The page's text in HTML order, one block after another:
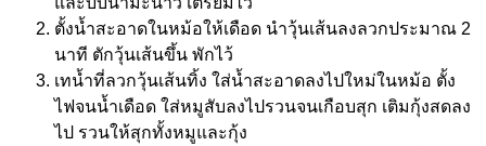
ตั้งน้ำสะอาดในหม้อให้เดือด นำวุ้นเส้นลงลวกประมาณ 2
นาที ตักวุ้นเส้นขึ้น พักไว้
เทน้ำที่ลวกวุ้นเส้นทิ้ง ใส่น้ำสะอาดลงไปใหม่ในหม้อ ตั้ง
ไฟจนน้ำเดือด ใส่หมูสับลงไปรวนจนเกือบสุก เติมกุ้งสดลง
ไป รวนให้สุกทั้งหมูและกุ้ง